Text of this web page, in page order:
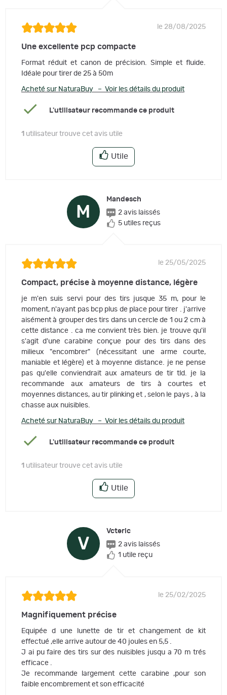
le 28/08/2025
Une excellente pcp compacte
Format réduit et canon de précision. Simple et fluide.
Idéale pour tirer de 25 à 50m
Acheté sur NaturaBuy – Voir les détails du produit
L'utilisateur recommande ce produit
1 utilisateur trouve cet avis utile
Utile
M
Mandesch
2 avis laissés
5 utiles reçus
le 25/05/2025
Compact, précise à moyenne distance, légère
je m'en suis servi pour des tirs jusque 35 m, pour le
moment, n'ayant pas bcp plus de place pour tirer . j'arrive
aisément à grouper des tirs dans un cercle de 1 ou 2 cm à
cette distance . ca me convient très bien. je trouve qu'il
s'agit d'une carabine conçue pour des tirs dans des
milieux "encombrer" (nécessitant une arme courte,
maniable et légère) et à moyenne distance. je ne pense
pas qu'elle conviendrait aux amateurs de tir tld. je la
recommande aux amateurs de tirs à courtes et
moyennes distances, au tir plinking et , selon le pays , à la
chasse aux nuisibles.
Acheté sur NaturaBuy – Voir les détails du produit
L'utilisateur recommande ce produit
1 utilisateur trouve cet avis utile
Utile
V
Vcteric
2 avis laissés
1 utile reçu
le 25/02/2025
Magnifiquement précise
Equipée d une lunette de tir et changement de kit
effectué ,elle arrive autour de 40 joules en 5,5 .
J ai pu faire des tirs sur des nuisibles jusqu a 70 m trés
efficace .
Je recommande largement cette carabine ,pour son
faible encombrement et son efficacité